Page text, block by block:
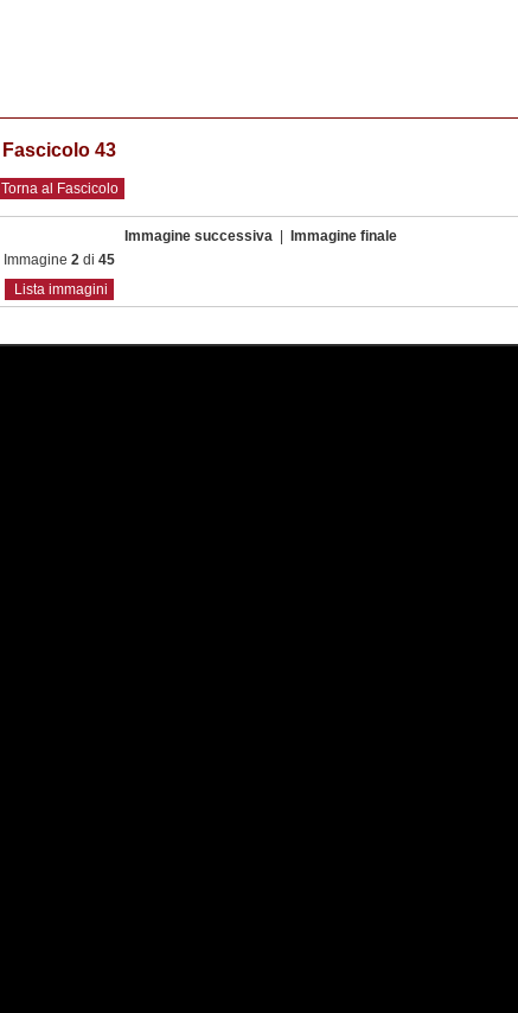
Fascicolo 43
Torna al Fascicolo
Immagine successiva
Immagine finale
Immagine 2 di 45
Lista immagini